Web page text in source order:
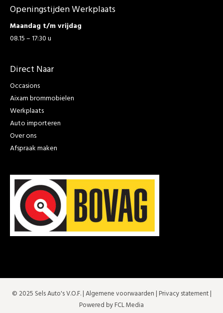
Openingstijden Werkplaats
Maandag t/m vrijdag
08.15 – 17:30 u
Direct Naar
Occasions
Aixam brommobielen
Werkplaats
Auto importeren
Over ons
Afspraak maken
© 2025 Sels Auto's V.O.F. |Algemene voorwaarden | Privacy statement|
Powered by FCL Media